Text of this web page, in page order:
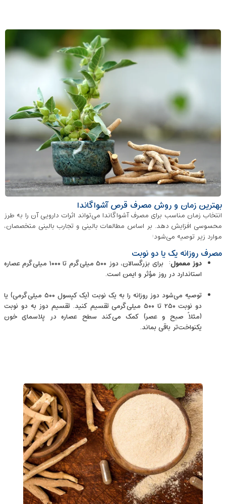
بهترین زمان و روش مصرف قرص آشواگاندا
انتخاب زمان مناسب برای مصرف آشواگاندا می‌تواند اثرات دارویی آن را به‌ طرز
محسوسی افزایش دهد. بر اساس مطالعات بالینی و تجارب بالینی متخصصان،
موارد زیر توصیه می‌شود:
مصرف روزانه یک یا دو نوبت
دوز معمول
: برای بزرگسالان، دوز ۵۰۰ میلی‌گرم تا ۱۰۰۰ میلی‌گرم عصاره
استاندارد در روز مؤثر و ایمن است.
توصیه می‌شود دوز روزانه را به یک نوبت (یک کپسول ۵۰۰ میلی‌گرمی) یا
دو نوبت ۲۵۰ تا ۵۰۰ میلی‌گرمی تقسیم کنید. تقسیم دوز به دو نوبت
(مثلاً صبح و عصر) کمک می‌کند سطح عصاره در پلاسمای خون
یکنواخت‌تر باقی بماند.